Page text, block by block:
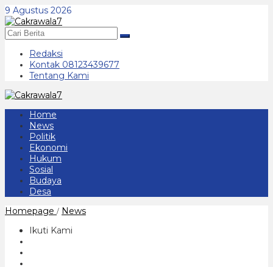
Lewati
ke
konten
9 Agustus 2026
Redaksi
Kontak 08123439677
Tentang Kami
Home
News
Politik
Ekonomi
Hukum
Sosial
Budaya
Desa
Homepage / NewsSilaturahmi
Ikuti Kami